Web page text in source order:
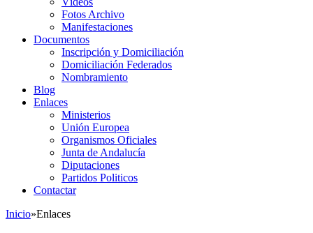
Fotos Archivo
Manifestaciones
Documentos
Inscripción y Domiciliación
Domiciliación Federados
Nombramiento
Blog
Enlaces
Ministerios
Unión Europea
Organismos Oficiales
Junta de Andalucía
Diputaciones
Partidos Politicos
Contactar
Inicio»Enlaces